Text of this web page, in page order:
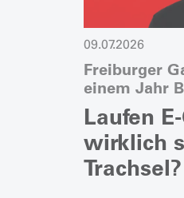
09.07.2026
Freiburger
einem Jahr
Laufen
wirklich
Trachsel?